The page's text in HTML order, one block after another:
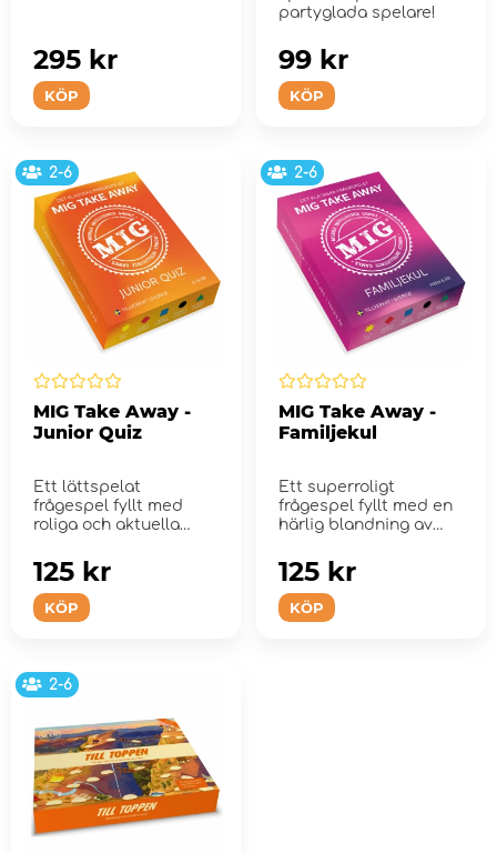
KÖP
295 kr
partyglada spelare!
KÖP
99 kr
2-6
MIG Take Away -
Junior Quiz
Ett lättspelat
frågespel fyllt med
roliga och aktuella
KÖP
125 kr
2-6
MIG Take Away -
Familjekul
Ett superroligt
frågespel fyllt med en
härlig blandning av
KÖP
125 kr
2-6